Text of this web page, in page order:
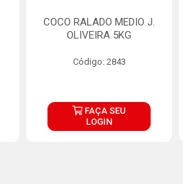
COCO RALADO MEDIO J.
OLIVEIRA 5KG
Código: 2843
FAÇA SEU
LOGIN